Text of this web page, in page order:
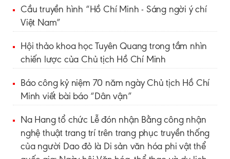
Cầu truyền hình “Hồ Chí Minh - Sáng ngời ý chí
Việt Nam”
Hội thảo khoa học Tuyên Quang trong tầm nhìn
chiến lược của Chủ tịch Hồ Chí Minh
Báo công kỷ niệm 70 năm ngày Chủ tịch Hồ Chí
Minh viết bài báo “Dân vận”
Na Hang tổ chức Lễ đón nhận Bằng công nhận
nghệ thuật trang trí trên trang phục truyền thống
của người Dao đỏ là Di sản văn hóa phi vật thể